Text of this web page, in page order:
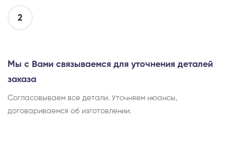
2
Мы с Вами связываемся для уточнения деталей
заказа
Согласовываем все детали. Уточняем нюансы,
договариваемся об изготовлении.